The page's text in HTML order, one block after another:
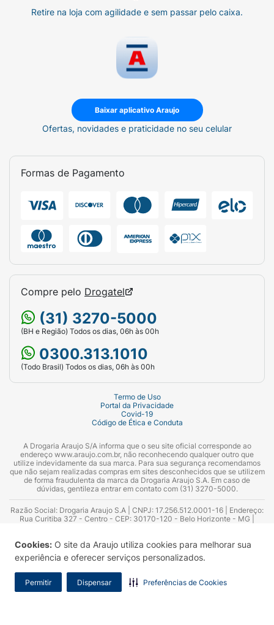
Cookies: O site da Araujo utiliza cookies para melhorar sua
experiência e oferecer serviços personalizados.
Permitir Dispensar Preferências de Cookies
Retire na loja com agilidade e sem passar pelo caixa.
Baixar aplicativo Araujo
Ofertas, novidades e praticidade no seu celular
Formas de Pagamento
Compre pelo Drogatel
(31) 3270-5000
(BH e Região) Todos os dias, 06h às 00h
0300.313.1010
(Todo Brasil) Todos os dias, 06h às 00h
Termo de Uso
Portal da Privacidade
Covid-19
Código de Ética e Conduta
A Drogaria Araujo S/A informa que o seu site oficial corresponde ao
endereço www.araujo.com.br, não reconhecendo qualquer outro que
utilize indevidamente da sua marca. Para sua segurança recomendamos
que não sejam realizadas compras em sites desconhecidos que se utilizem
de forma fraudulenta da marca da Drogaria Araujo S.A. Em caso de
dúvidas, gentileza entrar em contato com (31) 3270-5000.
Razão Social: Drogaria Araujo S.A | CNPJ: 17.256.512.0001-16 | Endereço:
Rua Curitiba 327 - Centro - CEP: 30170-120 - Belo Horizonte - MG |
Azevedo Guimarães – CRF 10.965 | Yasmin Silva Alvarenga – CRF 52.584 -
Consultor substituto: Thiago Aguiar Pinheiro - CRF Nº 13.748. Alvará
Sanitário: 2025020713 | Autorização de Funcionamento da Empresa (AFE):